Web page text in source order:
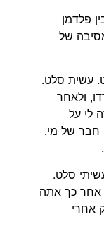
פלדמן
ב-2016 במסיבה של
עשית סלט.
ולאחר
לי על
חבר של מי.
סלט.
אחר כך אתה
אחרי